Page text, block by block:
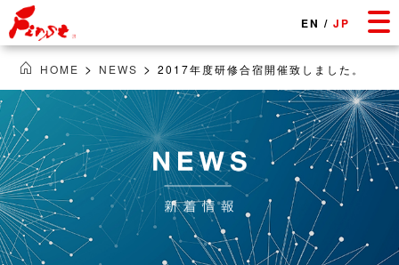
EN / JP
HOME > NEWS > 2017年度研修合宿開催致しました。